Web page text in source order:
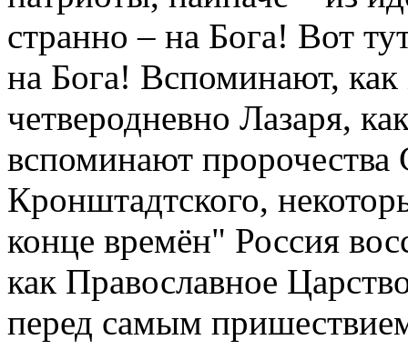
странно – на Бога! Вот
на Бога! Вспоминают,
четверодневно Лазаря,
вспоминают
Кронштадтского,
конце времён" Россия
как Православное
перед самым